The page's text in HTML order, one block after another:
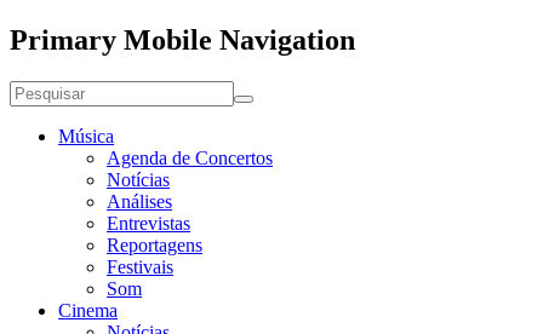
Primary Mobile Navigation
Música
Agenda de Concertos
Notícias
Análises
Entrevistas
Reportagens
Festivais
Som
Cinema